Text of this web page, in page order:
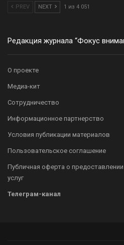
PREV NEXT 1 из 4 051
Редакция журнала “Фокус
О проекте
Медиа-кит
Сотрудничество
Информационное партнерство
Условия публикации материалов
Пользовательское соглашение
Публичная оферта о
услуг
Телеграм-канал